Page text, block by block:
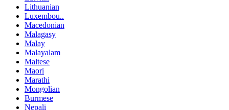
Lithuanian
Luxembou..
Macedonian
Malagasy
Malay
Malayalam
Maltese
Maori
Marathi
Mongolian
Burmese
Nepali